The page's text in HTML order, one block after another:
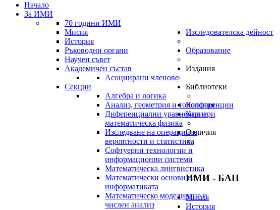
Начало
За ИМИ
70 години ИМИ
Мисия
История
Ръководни органи
Научен съвет
Академичен състав
Асоциирани членове
Секции
Алгебра и логика
Анализ, геометрия и топология
Диференциални уравнения и
математическа физика
Изследване на операциите,
вероятности и статистика
Софтуерни технологии и
информационни системи
Математическа лингвистика
Математически основи на
информатиката
Математическо моделиране и
числен анализ
Изследователска дейност
Образование
Издания
Библиотеки
Конференции
Кариери
Отличия
ИМИ - БАН
Мисия
История